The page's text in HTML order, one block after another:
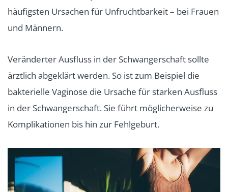
häufigsten Ursachen für Unfruchtbarkeit – bei Frauen
und Männern.
Veränderter Ausfluss in der Schwangerschaft sollte
ärztlich abgeklärt werden. So ist zum Beispiel die
bakterielle Vaginose die Ursache für starken Ausfluss
in der Schwangerschaft. Sie führt möglicherweise zu
Komplikationen bis hin zur Fehlgeburt.